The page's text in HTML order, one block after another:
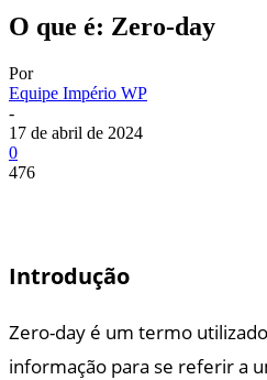
O que é: Zero-day
Por
Equipe Império WP
-
17 de abril de 2024
0
476
Introdução
Zero-day é um termo
informação para se referir a